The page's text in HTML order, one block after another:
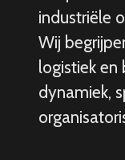
industriële
Wij
logistiek en
dynamiek,